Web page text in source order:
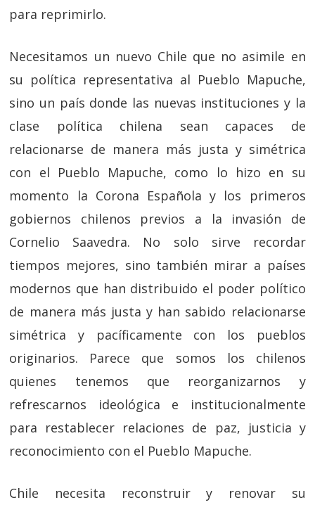
para reprimirlo.
Necesitamos un nuevo Chile que no asimile en
su política representativa al Pueblo Mapuche,
sino un país donde las nuevas instituciones y la
clase política chilena sean capaces de
relacionarse de manera más justa y simétrica
con el Pueblo Mapuche, como lo hizo en su
momento la Corona Española y los primeros
gobiernos chilenos previos a la invasión de
Cornelio Saavedra. No solo sirve recordar
tiempos mejores, sino también mirar a países
modernos que han distribuido el poder político
de manera más justa y han sabido relacionarse
simétrica y pacíficamente con los pueblos
originarios. Parece que somos los chilenos
quienes tenemos que reorganizarnos y
refrescarnos ideológica e institucionalmente
para restablecer relaciones de paz, justicia y
reconocimiento con el Pueblo Mapuche.
Chile necesita reconstruir y renovar su